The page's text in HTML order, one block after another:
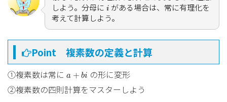
右辺 = √(−3)( −7) = √21
=( 3)(−7)=21
(2)成り立たない
左辺 =
√7
√
3
=
√7
√3i
=
√7i
−√3
= − √7
=7−3=73i=7i−3=−73i
右辺 = √ 7
−3
= √−
7
3
= √ 7
=7−3=−73=73i
(3)成り立たない
しよう。分母に i
i がある場合は、常に有理化を
考えて計算しよう。
Point 複素数の定義と計算
①複素数は常に a + bi
a +bi の形に変形
②複素数の四則計算をマスターしよう